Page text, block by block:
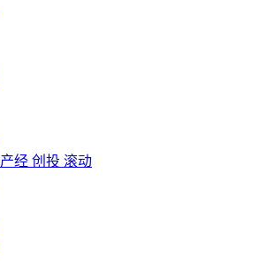
产经 创投 滚动